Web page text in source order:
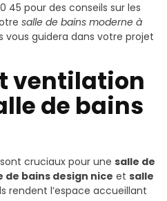
45 pour des conseils sur les
salle de bains moderne à
vous guidera dans votre projet
ventilation
de bains
cruciaux pour une salle de
de bains design nice et salle
rendent l’espace accueillant